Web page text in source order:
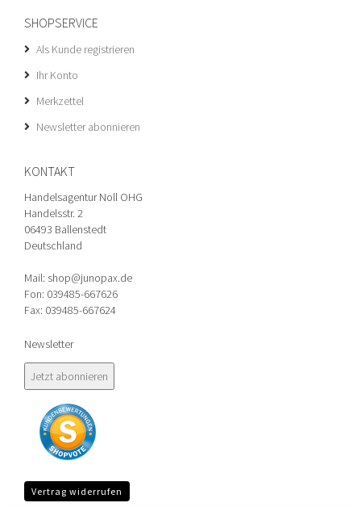
SHOPSERVICE
Als Kunde registrieren
Ihr Konto
Merkzettel
Newsletter abonnieren
KONTAKT
Handelsagentur Noll OHG
Handelsstr. 2
06493 Ballenstedt
Deutschland
Mail: shop@junopax.de
Fon: 039485-667626
Fax: 039485-667624
Newsletter
Vertrag widerrufen